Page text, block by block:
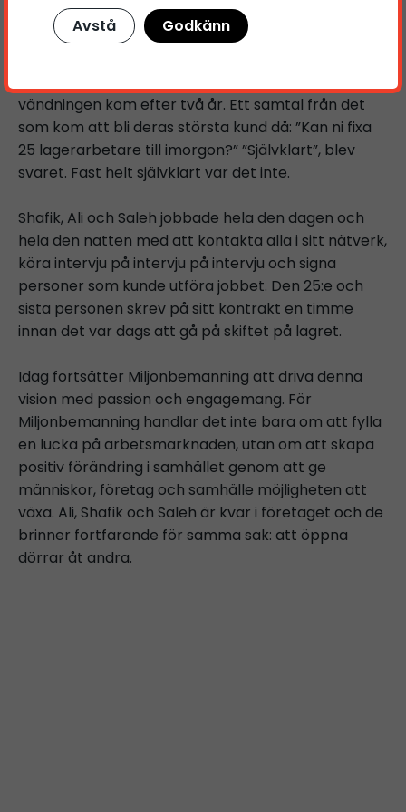
De hade sin drivkraft och sin vision men ingen
erfarenhet. Inga referenser. Och ingen lokal. Möten
vändningen kom efter två år. Ett samtal från det
som kom att bli deras största kund då: ”Kan ni fixa
25 lagerarbetare till imorgon?” ”Självklart”, blev
svaret. Fast helt självklart var det inte.
Shafik, Ali och Saleh jobbade hela den dagen och
hela den natten med att kontakta alla i sitt nätverk,
köra intervju på intervju på intervju och signa
personer som kunde utföra jobbet. Den 25:e och
sista personen skrev på sitt kontrakt en timme
innan det var dags att gå på skiftet på lagret.
Idag fortsätter Miljonbemanning att driva denna
vision med passion och engagemang. För
Miljonbemanning handlar det inte bara om att fylla
en lucka på arbetsmarknaden, utan om att skapa
positiv förändring i samhället genom att ge
människor, företag och samhälle möjligheten att
växa. Ali, Shafik och Saleh är kvar i företaget och de
brinner fortfarande för samma sak: att öppna
dörrar åt andra.
Avstå Godkänn